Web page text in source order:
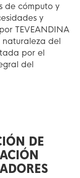
de cómputo y
y
TEVEANDINA
naturaleza del
por el
del
DE